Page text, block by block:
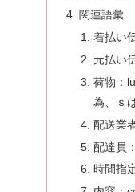
関連語彙
着払い
元払い
荷物：
為、ｓ
配送業
配達員
時間指